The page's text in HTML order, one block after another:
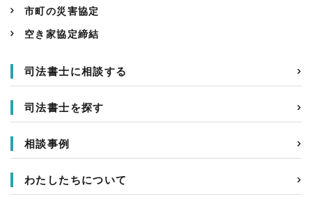
市町の災害協定
空き家協定締結
司法書士に相談する
司法書士を探す
相談事例
わたしたちについて